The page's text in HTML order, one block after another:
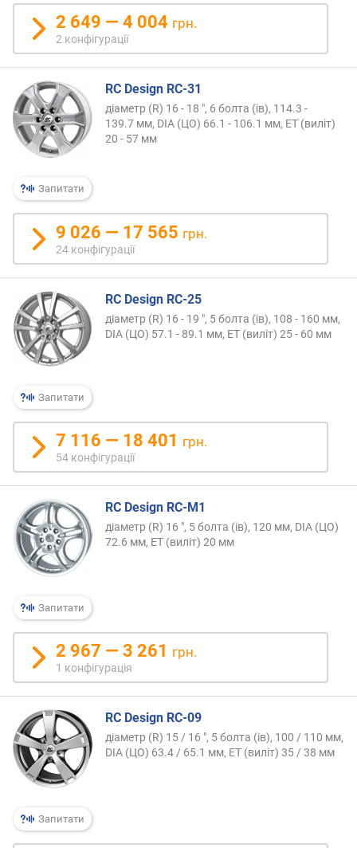
2 649 — 4 004 грн.
2 конфігурації
Запитати
RC Design RC-31
діаметр (R) 16 - 18 ", 6 болта (ів), 114.3 -
139.7 мм, DIA (ЦО) 66.1 - 106.1 мм, ET (виліт)
20 - 57 мм
9 026 — 17 565 грн.
24 конфігурації
Запитати
RC Design RC-25
діаметр (R) 16 - 19 ", 5 болта (ів), 108 - 160 мм,
DIA (ЦО) 57.1 - 89.1 мм, ET (виліт) 25 - 60 мм
7 116 — 18 401 грн.
54 конфігурації
Запитати
RC Design RC-M1
діаметр (R) 16 ", 5 болта (ів), 120 мм, DIA (ЦО)
72.6 мм, ET (виліт) 20 мм
2 967 — 3 261 грн.
1 конфігурація
Запитати
RC Design RC-09
діаметр (R) 15 / 16 ", 5 болта (ів), 100 / 110 мм,
DIA (ЦО) 63.4 / 65.1 мм, ET (виліт) 35 / 38 мм